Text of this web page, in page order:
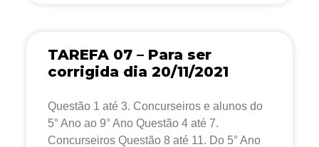
TAREFA 07 – Para ser
corrigida dia 20/11/2021
Questão 1 até 3. Concurseiros e alunos do
5° Ano ao 9° Ano Questão 4 até 7.
Concurseiros Questão 8 até 11. Do 5° Ano